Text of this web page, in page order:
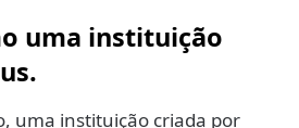
uma instituição
uma instituição criada por